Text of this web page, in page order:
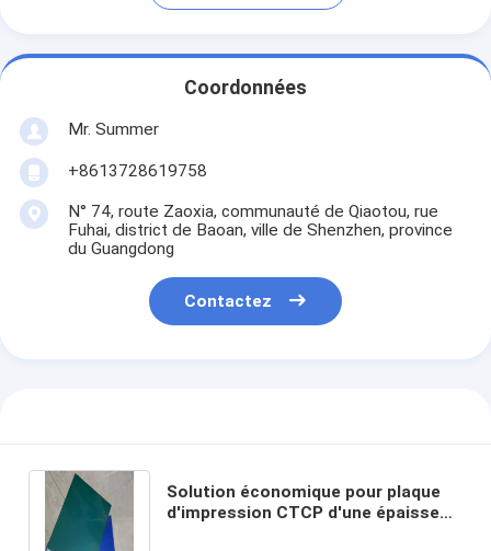
Coordonnées
Mr. Summer
+8613728619758
N° 74, route Zaoxia, communauté de Qiaotou, rue
Fuhai, district de Baoan, ville de Shenzhen, province
du Guangdong
Contactez
Solution économique pour plaque
d'impression CTCP d'une épaisseur